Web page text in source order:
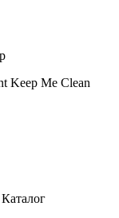
Keep Me Clean
Каталог